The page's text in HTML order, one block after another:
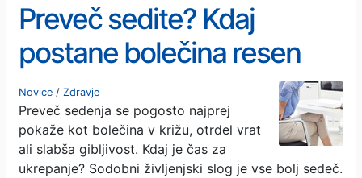
Preveč sedite? Kdaj
postane bolečina resen
znak za ukrepanje?
Novice / Zdravje
Preveč sedenja se pogosto najprej
pokaže kot bolečina v križu, otrdel vrat
ali slabša gibljivost. Kdaj je čas za
ukrepanje? Sodobni življenjski slog je vse bolj sedeč.